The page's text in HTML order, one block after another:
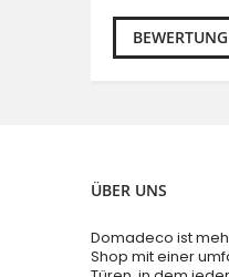
ÜBER UNS
Domadeco ist
Shop mit einer